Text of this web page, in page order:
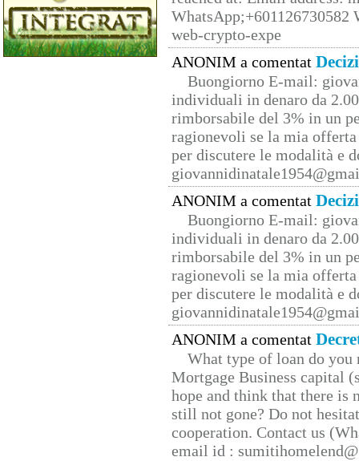
web-crypto-expe
ANONIM a comentat
Buongiorno E-mail:
individuali in denaro da
rimborsabile del 3% in un
ragionevoli se la mia
per discutere le modalità e
ANONIM a comentat
Buongiorno E-mail:
individuali in denaro da
rimborsabile del 3% in un
ragionevoli se la mia
per discutere le modalità e
ANONIM a comentat
What type of loan do you
Mortgage Business capital
hope and think that there is
still not gone? Do not
cooperation. Contact us
email id :